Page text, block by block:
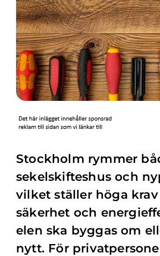
Stockholm rymmer
sekelskifteshus och
vilket ställer höga
säkerhet och
elen ska byggas om
nytt. För